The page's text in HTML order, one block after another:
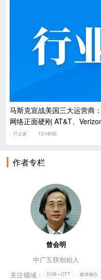
马斯克宣战美国三大运营商
网络正面硬刚 AT&T、
IT之家 13小时前
作者专栏
曾会明
中广互联创始人
关注领域：
DVB＋OTT 媒体融合